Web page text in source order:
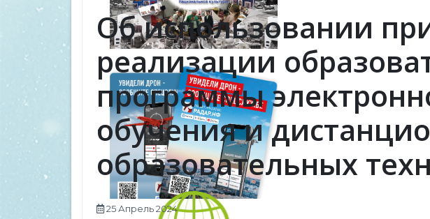
Об использовании
реализации
программы
обучения и
образовательных
25 Апрель 2024